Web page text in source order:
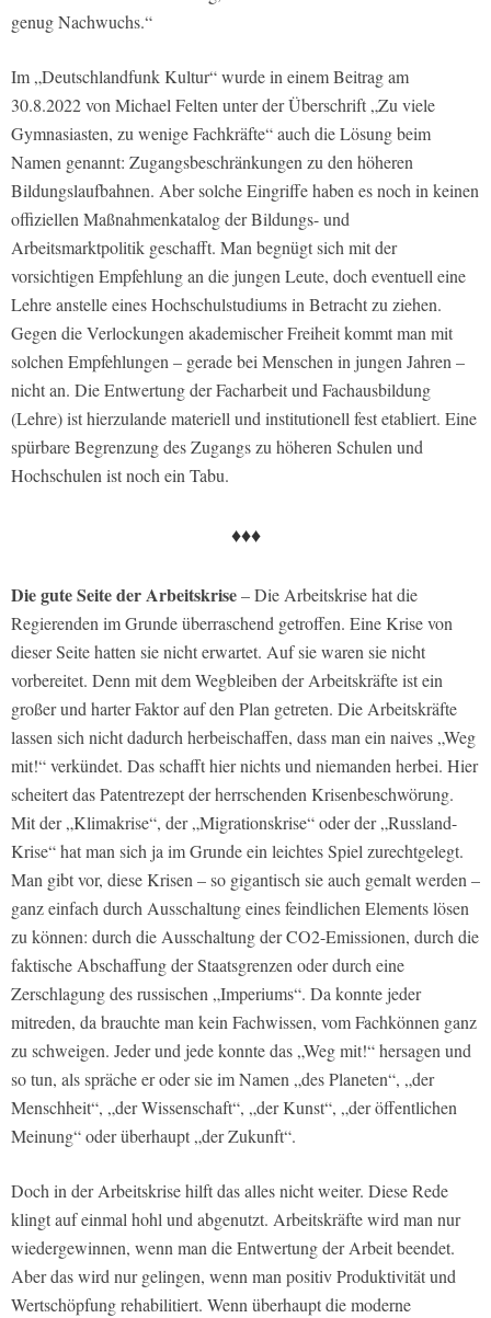
genug Nachwuchs.“
Im „Deutschlandfunk Kultur“ wurde in einem Beitrag am
30.8.2022 von Michael Felten unter der Überschrift „Zu viele
Gymnasiasten, zu wenige Fachkräfte“ auch die Lösung beim
Namen genannt: Zugangsbeschränkungen zu den höheren
Bildungslaufbahnen. Aber solche Eingriffe haben es noch in keinen
offiziellen Maßnahmenkatalog der Bildungs- und
Arbeitsmarktpolitik geschafft. Man begnügt sich mit der
vorsichtigen Empfehlung an die jungen Leute, doch eventuell eine
Lehre anstelle eines Hochschulstudiums in Betracht zu ziehen.
Gegen die Verlockungen akademischer Freiheit kommt man mit
solchen Empfehlungen – gerade bei Menschen in jungen Jahren –
nicht an. Die Entwertung der Facharbeit und Fachausbildung
(Lehre) ist hierzulande materiell und institutionell fest etabliert. Eine
spürbare Begrenzung des Zugangs zu höheren Schulen und
Hochschulen ist noch ein Tabu.
♦♦♦
Die gute Seite der Arbeitskrise– Die Arbeitskrise hat die
Regierenden im Grunde überraschend getroffen. Eine Krise von
dieser Seite hatten sie nicht erwartet. Auf sie waren sie nicht
vorbereitet. Denn mit dem Wegbleiben der Arbeitskräfte ist ein
großer und harter Faktor auf den Plan getreten. Die Arbeitskräfte
lassen sich nicht dadurch herbeischaffen, dass man ein naives „Weg
mit!“ verkündet. Das schafft hier nichts und niemanden herbei. Hier
scheitert das Patentrezept der herrschenden Krisenbeschwörung.
Mit der „Klimakrise“, der „Migrationskrise“ oder der „Russland-
Krise“ hat man sich ja im Grunde ein leichtes Spiel zurechtgelegt.
Man gibt vor, diese Krisen – so gigantisch sie auch gemalt werden –
ganz einfach durch Ausschaltung eines feindlichen Elements lösen
zu können: durch die Ausschaltung der CO2-Emissionen, durch die
faktische Abschaffung der Staatsgrenzen oder durch eine
Zerschlagung des russischen „Imperiums“. Da konnte jeder
mitreden, da brauchte man kein Fachwissen, vom Fachkönnen ganz
zu schweigen. Jeder und jede konnte das „Weg mit!“ hersagen und
so tun, als spräche er oder sie im Namen „des Planeten“, „der
Menschheit“, „der Wissenschaft“, „der Kunst“, „der öffentlichen
Meinung“ oder überhaupt „der Zukunft“.
Doch in der Arbeitskrise hilft das alles nicht weiter. Diese Rede
klingt auf einmal hohl und abgenutzt. Arbeitskräfte wird man nur
wiedergewinnen, wenn man die Entwertung der Arbeit beendet.
Aber das wird nur gelingen, wenn man positiv Produktivität und
Wertschöpfung rehabilitiert. Wenn überhaupt die moderne